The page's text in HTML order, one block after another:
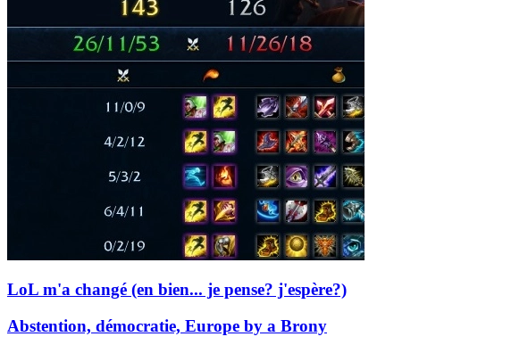
LoL m'a changé (en bien... je pense? j'espère?)
Abstention, démocratie, Europe by a Brony